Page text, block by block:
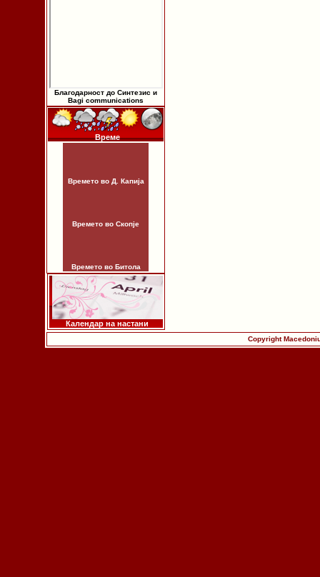
Благодарност до Синтезис и
Bagi communications
Време
Времето во Д. Капија
Времето во Скопје
Времето во Битола
Календар на настани
Copyright